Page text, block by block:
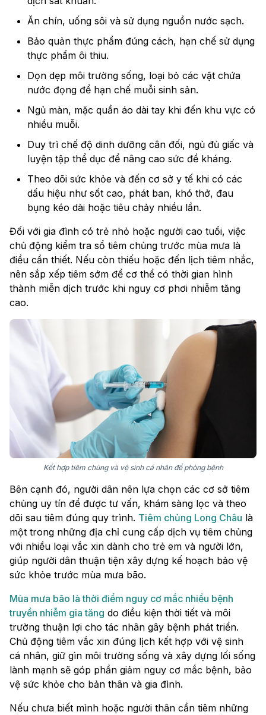
Ăn chín, uống sôi và sử dụng nguồn nước sạch.
Bảo quản thực phẩm đúng cách, hạn chế sử dụng
thực phẩm ôi thiu.
Dọn dẹp môi trường sống, loại bỏ các vật chứa
nước đọng để hạn chế muỗi sinh sản.
Ngủ màn, mặc quần áo dài tay khi đến khu vực có
nhiều muỗi.
Duy trì chế độ dinh dưỡng cân đối, ngủ đủ giấc và
luyện tập thể dục để nâng cao sức đề kháng.
Theo dõi sức khỏe và đến cơ sở y tế khi có các
dấu hiệu như sốt cao, phát ban, khó thở, đau
bụng kéo dài hoặc tiêu chảy nhiều lần.
Đối với gia đình có trẻ nhỏ hoặc người cao tuổi, việc
chủ động kiểm tra sổ tiêm chủng trước mùa mưa là
điều cần thiết. Nếu còn thiếu hoặc đến lịch tiêm nhắc,
nên sắp xếp tiêm sớm để cơ thể có thời gian hình
thành miễn dịch trước khi nguy cơ phơi nhiễm tăng
cao.
Kết hợp tiêm chủng và vệ sinh cá nhân để phòng bệnh
Bên cạnh đó, người dân nên lựa chọn các cơ sở tiêm
chủng uy tín để được tư vấn, khám sàng lọc và theo
dõi sau tiêm đúng quy trình. Tiêm chủng Long Châu là
một trong những địa chỉ cung cấp dịch vụ tiêm chủng
với nhiều loại vắc xin dành cho trẻ em và người lớn,
giúp người dân thuận tiện xây dựng kế hoạch bảo vệ
sức khỏe trước mùa mưa bão.
Mùa mưa bão là thời điểm nguy cơ mắc nhiều bệnh
truyền nhiễm gia tăng do điều kiện thời tiết và môi
trường thuận lợi cho tác nhân gây bệnh phát triển.
Chủ động tiêm vắc xin đúng lịch kết hợp với vệ sinh
cá nhân, giữ gìn môi trường sống và xây dựng lối sống
lành mạnh sẽ góp phần giảm nguy cơ mắc bệnh, bảo
vệ sức khỏe cho bản thân và gia đình.
Nếu chưa biết mình hoặc người thân cần tiêm những